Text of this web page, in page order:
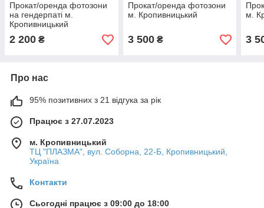
Прокат/оренда фотозони
на гендерпаті м.
Кропивницький
2 200 ₴
Прокат/оренда фотозони
м. Кропивницький
3 500₴
м.
3
Про нас
95% позитивних з 21 відгука за рік
Працює з 27.07.2023
м. Кропивницький
ТЦ "ПЛАЗМА", вул. Соборна, 22-Б, Кропивницький,
Україна
Контакти
Сьогодні працює з 09:00 до 18:00